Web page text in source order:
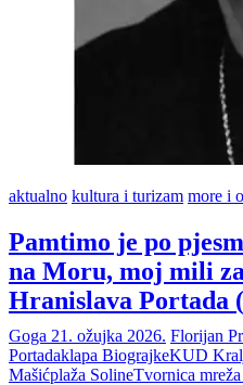
aktualno kultura i turizam more i
Pamtimo je po
na Moru, moj mili
Hranislava Portada
Goga 21. ožujka 2026. Florijan
Portadaklapa BiograjkeKUD
Mašićplaža SolineTvornica